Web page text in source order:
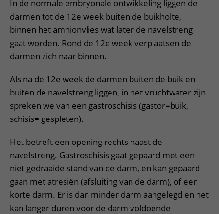
Verpleegafdelingen
Centra
Zorgverleners
Ik ben zwanger of net bevallen
Onze poliklinieken
Onze verpleegafdelingen
Onze faciliteiten
Ondersteuning en begeleiding
Samen met kinderen en ouders
Ervaringen van patiënten
Zorgkosten
Wachttijden
Betere zorg door onderzoek
De organisatie
Werken in het WKZ
Onze Foundation
Parkeren
Virtuele plattegrond
Research
Steun het WKZ
In de normale embryonale ontwikkeling liggen de
darmen tot de 12e week buiten de buikholte,
binnen het amnionvlies wat later de navelstreng
gaat worden. Rond de 12e week verplaatsen de
darmen zich naar binnen.
Als na de 12e week de darmen buiten de buik en
buiten de navelstreng liggen, in het vruchtwater zijn
spreken we van een gastroschisis (gastor=buik,
schisis= gespleten).
Het betreft een opening rechts naast de
navelstreng. Gastroschisis gaat gepaard met een
niet gedraaide stand van de darm, en kan gepaard
gaan met atresiën (afsluiting van de darm), of een
korte darm. Er is dan minder darm aangelegd en het
kan langer duren voor de darm voldoende